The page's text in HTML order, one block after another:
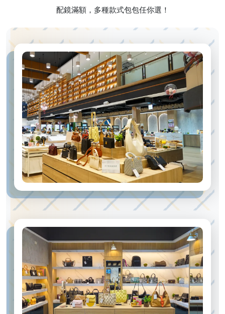
配鏡滿額，多種款式包包任你選！